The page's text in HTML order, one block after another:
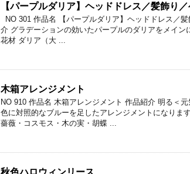
【パープルダリア】ヘッドドレス／髪飾り
NO 301 作品名 【パープルダリア】ヘッドドレス／
介 グラデーションの効いたパープルのダリアをメイン
花材 ダリア（大 ...
木箱アレンジメント
NO 910 作品名 木箱アレンジメント 作品紹介 明る＜
色に対照的なブルーを足したアレンジメントになりま
薔薇・コスモス・木の実・胡蝶 ...
秋色ハロウィンリース